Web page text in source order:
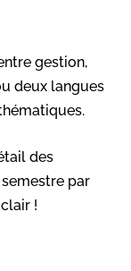
gestion,
deux langues
des
par
!